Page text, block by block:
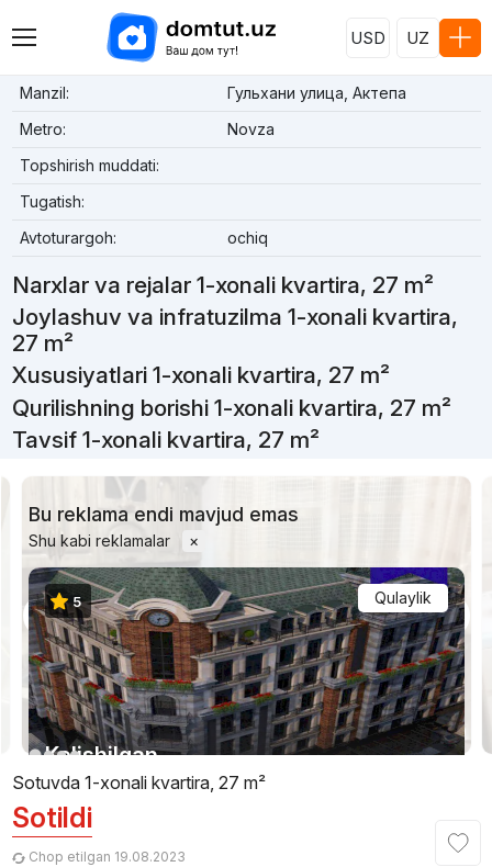
USD UZ
Manzil:
Гульхани улица, Актепа
Metro:
Novza
Topshirish muddati:
Tugatish:
Avtoturargoh:
ochiq
Narxlar va rejalar 1-xonali kvartira, 27 m²
Joylashuv va infratuzilma 1-xonali kvartira,
27 m²
Xususiyatlari 1-xonali kvartira, 27 m²
Qurilishning borishi 1-xonali kvartira, 27 m²
Tavsif 1-xonali kvartira, 27 m²
Bu reklama endi mavjud emas
Shu kabi reklamalar ×
Qulaylik
Kelishilgan
5
Topshirilishi 4kv 2026
TJ «British House»
1/5
Sotuvda 1-xonali kvartira, 27 m²
Sotildi
Chop etilgan 19.08.2023